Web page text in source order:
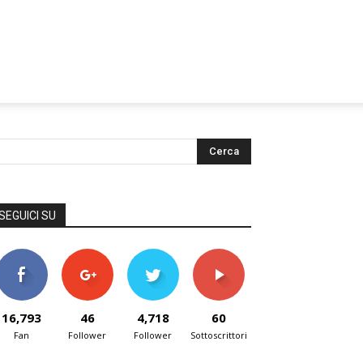
SU
16,793
Fan
46
Follower
4,718
Follower
60
Sottoscrittori